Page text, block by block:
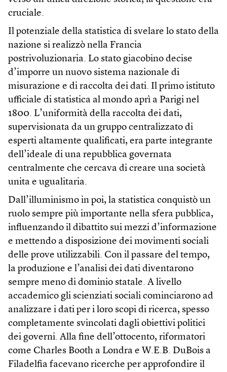
cruciale.
Il potenziale della statistica di svelare lo stato della
nazione si realizzò nella Francia
postrivoluzionaria. Lo stato giacobino decise
d’imporre un nuovo sistema nazionale di
misurazione e di raccolta dei dati. Il primo istituto
ufficiale di statistica al mondo aprì a Parigi nel
1800. L’uniformità della raccolta dei dati,
supervisionata da un gruppo centralizzato di
esperti altamente qualificati, era parte integrante
dell’ideale di una repubblica governata
centralmente che cercava di creare una società
unita e ugualitaria.
Dall’illuminismo in poi, la statistica conquistò un
ruolo sempre più importante nella sfera pubblica,
influenzando il dibattito sui mezzi d’informazione
e mettendo a disposizione dei movimenti sociali
delle prove utilizzabili. Con il passare del tempo,
la produzione e l’analisi dei dati diventarono
sempre meno di dominio statale. A livello
accademico gli scienziati sociali cominciarono ad
analizzare i dati per i loro scopi di ricerca, spesso
completamente svincolati dagli obiettivi politici
dei governi. Alla fine dell’ottocento, riformatori
come Charles Booth a Londra e W.E.B. DuBois a
Filadelfia facevano ricerche per approfondire il